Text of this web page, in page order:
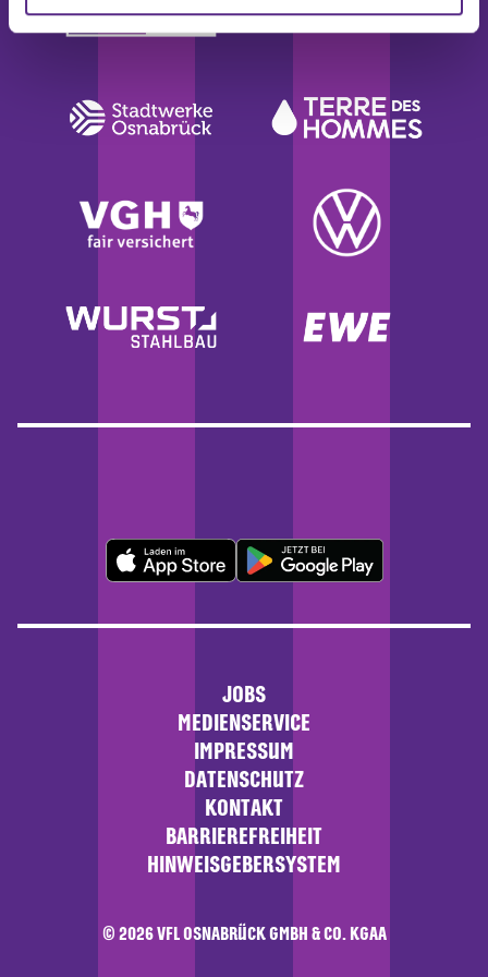
weiteren Daten zusammen, die Sie ihnen bereitgestellt
haben oder die sie im Rahmen Ihrer Nutzung der Dienste
JOBS
MEDIENSERVICE
IMPRESSUM
DATENSCHUTZ
KONTAKT
BARRIEREFREIHEIT
HINWEISGEBERSYSTEM
© 2026 VFL OSNABRÜCK GMBH & CO. KGAA